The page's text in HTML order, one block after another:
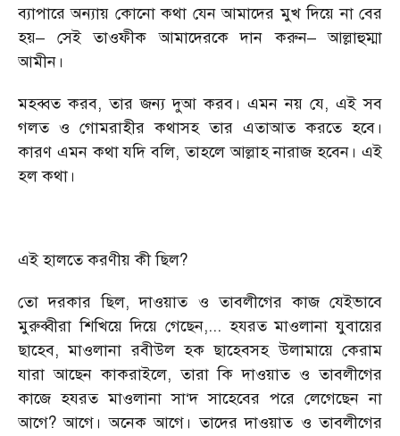
ব্যাপারে অন্যায় কোনো কথা যেন আমাদের মুখ দিয়ে না বের
হয়– সেই তাওফীক আমাদেরকে দান করুন– আল্লাহুম্মা
আমীন।
মহব্বত করব, তার জন্য দুআ করব। এমন নয় যে, এই সব
গলত ও গোমরাহীর কথাসহ তার এতাআত করতে হবে।
কারণ এমন কথা যদি বলি, তাহলে আল্লাহ নারাজ হবেন। এই
হল কথা।
এই হালতে করণীয় কী ছিল?
তো দরকার ছিল, দাওয়াত ও তাবলীগের কাজ যেইভাবে
মুরুব্বীরা শিখিয়ে দিয়ে গেছেন,... হযরত মাওলানা যুবায়ের
ছাহেব, মাওলানা রবীউল হক ছাহেবসহ উলামায়ে কেরাম
যারা আছেন কাকরাইলে, তারা কি দাওয়াত ও তাবলীগের
কাজে হযরত মাওলানা সা‘দ সাহেবের পরে লেগেছেন না
আগে? আগে। অনেক আগে। তাদের দাওয়াত ও তাবলীগের